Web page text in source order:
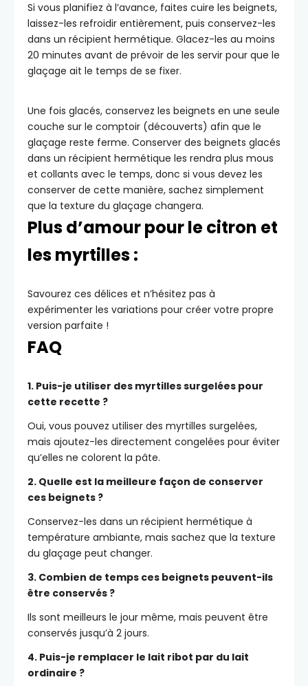
Si vous planifiez à l’avance, faites cuire les beignets,
laissez-les refroidir entièrement, puis conservez-les
dans un récipient hermétique. Glacez-les au moins
20 minutes avant de prévoir de les servir pour que le
glaçage ait le temps de se fixer.
Une fois glacés, conservez les beignets en une seule
couche sur le comptoir (découverts) afin que le
glaçage reste ferme. Conserver des beignets glacés
dans un récipient hermétique les rendra plus mous
et collants avec le temps, donc si vous devez les
conserver de cette manière, sachez simplement
que la texture du glaçage changera.
Plus d’amour pour le citron et
les myrtilles :
Savourez ces délices et n’hésitez pas à
expérimenter les variations pour créer votre propre
version parfaite !
FAQ
1. Puis-je utiliser des myrtilles surgelées pour
cette recette ?
Oui, vous pouvez utiliser des myrtilles surgelées,
mais ajoutez-les directement congelées pour éviter
qu’elles ne colorent la pâte.
2. Quelle est la meilleure façon de conserver
ces beignets ?
Conservez-les dans un récipient hermétique à
température ambiante, mais sachez que la texture
du glaçage peut changer.
3. Combien de temps ces beignets peuvent-ils
être conservés ?
Ils sont meilleurs le jour même, mais peuvent être
conservés jusqu’à 2 jours.
4. Puis-je remplacer le lait ribot par du lait
ordinaire ?